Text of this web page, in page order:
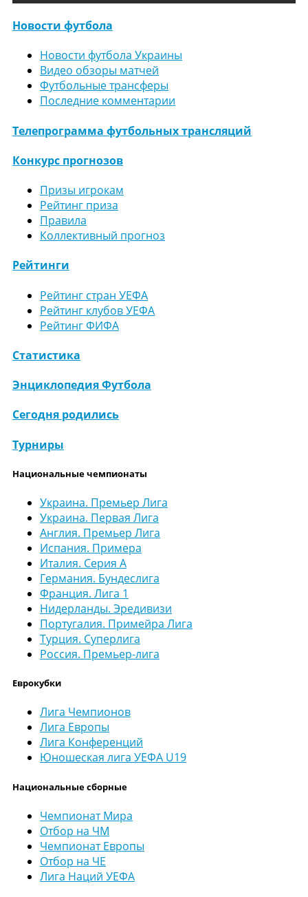
Новости футбола
Новости футбола Украины
Видео обзоры матчей
Футбольные трансферы
Последние комментарии
Телепрограмма футбольных трансляций
Конкурс прогнозов
Призы игрокам
Рейтинг приза
Правила
Коллективный прогноз
Рейтинги
Рейтинг стран УЕФА
Рейтинг клубов УЕФА
Рейтинг ФИФА
Статистика
Энциклопедия Футбола
Сегодня родились
Турниры
Национальные чемпионаты
Украина. Премьер Лига
Украина. Первая Лига
Англия. Премьер Лига
Испания. Примера
Италия. Серия А
Германия. Бундеслига
Франция. Лига 1
Нидерланды. Эредивизи
Португалия. Примейра Лига
Турция. Суперлига
Россия. Премьер-лига
Еврокубки
Лига Чемпионов
Лига Европы
Лига Конференций
Юношеская лига УЕФА U19
Национальные сборные
Чемпионат Мира
Отбор на ЧМ
Чемпионат Европы
Отбор на ЧЕ
Лига Наций УЕФА